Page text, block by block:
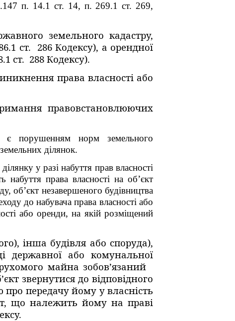
п. 14.1 ст. 14, п. 269.1 ст. 269,
земельного кадастру,
ст. 286 Кодексу), а орендної
ст. 288 Кодексу).
права власності або
правовстановлюючих
є порушенням норм земельного
ділянок.
у разі набуття прав власності
права власності на об’єкт
об’єкт незавершеного будівництва
до набувача права власності або
або оренди, на якій розміщений
інша будівля або споруда),
державної або комунальної
майна зобов’язаний
звернутися до відповідного
про передачу йому у власність
що належить йому на праві